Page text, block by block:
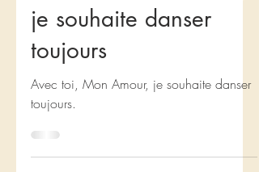
Avec toi, Mon Amour,
je souhaite danser
toujours
Avec toi, Mon Amour, je souhaite danser
toujours.